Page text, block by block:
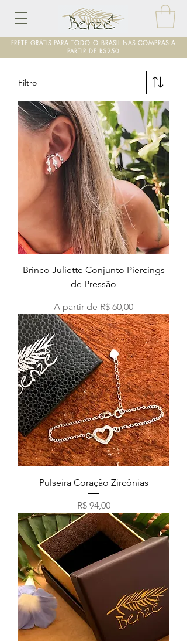
FRETE GRÁTIS PARA TODO O BRASIL NAS COMPRAS A
PARTIR DE R$250
Filtro
Brinco Juliette Conjunto Piercings
de Pressão
A partir de R$ 60,00
Preço promocional
Pulseira Coração Zircônias
Preço
R$ 94,00